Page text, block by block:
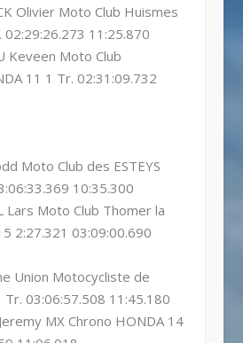
Olivier Moto Club Huismes
02:29:26.273 11:25.870
Keveen Moto Club
11 1 Tr. 02:31:09.732
Moto Club des ESTEYS
10:35.300
Lars Moto Club Thomer la
2:27.321 03:09:00.690
Union Motocycliste de
Tr. 03:06:57.508 11:45.180
MX Chrono HONDA 14